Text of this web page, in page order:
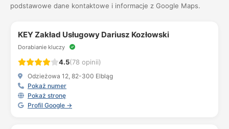
podstawowe dane kontaktowe i informacje z Google Maps.
KEY Zakład Usługowy Dariusz Kozłowski
Dorabianie kluczy
4.5(78 opinii)
Odzieżowa 12, 82-300 Elbląg
Pokaż numer
Pokaż stronę
Profil Google →